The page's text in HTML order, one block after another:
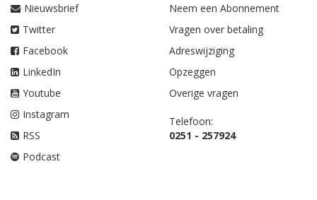
Nieuwsbrief
Twitter
Facebook
LinkedIn
Youtube
Instagram
RSS
Podcast
Neem een Abonnement
Vragen over betaling
Adreswijziging
Opzeggen
Overige vragen
Telefoon:
0251 - 257924